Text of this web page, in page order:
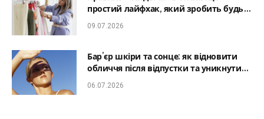
простий лайфхак, який зробить будь-
який образ гармонійним
09.07.2026
Бар’єр шкіри та сонце: як відновити
обличчя після відпустки та уникнути
фотостаріння
06.07.2026